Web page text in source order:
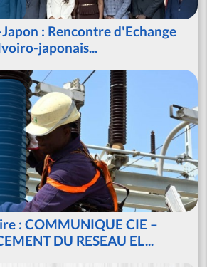
: Rencontre d'Echange
japonais...
: COMMUNIQUE CIE –
DU RESEAU EL...